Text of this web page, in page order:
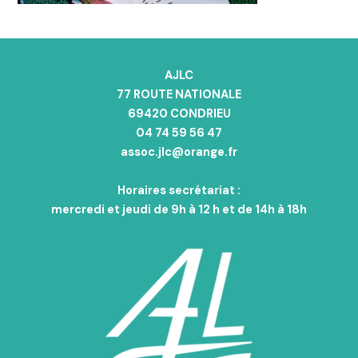
AJLC
77 ROUTE NATIONALE
69420 CONDRIEU
04 74 59 56 47
assoc.jlc@orange.fr
Horaires secrétariat :
mercredi et jeudi de 9h à 12 h et de 14h à 18h